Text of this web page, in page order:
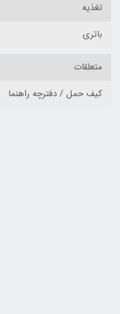
تغذیه
باتری
متعلقات
کیف حمل / دفترچه راهنما